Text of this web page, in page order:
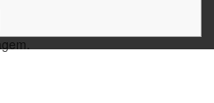
interativas e
didático e atendendo aos